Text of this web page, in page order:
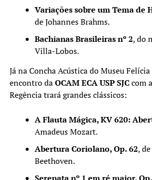
Variações sobre um Tema de
de Johannes Brahms.
Bachianas Brasileiras nº 2, do
Villa-Lobos.
Já na Concha Acústica do Museu
encontro daOCAM ECA USP SJCcom
Regência trará grandes clássicos:
A Flauta Mágica, KV 620:
Amadeus Mozart.
Abertura Coriolano, Op. 62,
Beethoven.